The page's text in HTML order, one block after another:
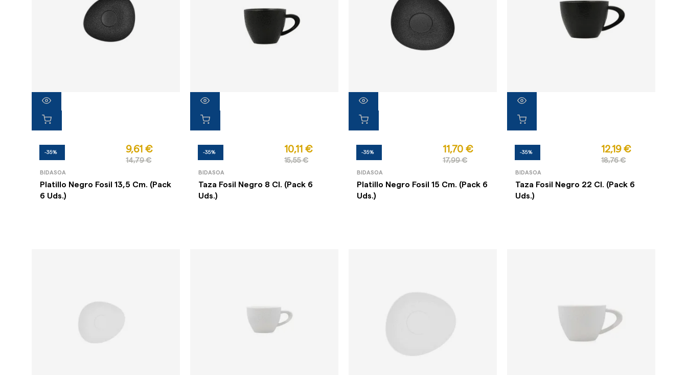
-35% 9,61 €
14,79 €
BIDASOA
Platillo Negro Fosil 13,5 Cm. (Pack
6 Uds.)
-35% 10,11 €
15,55 €
BIDASOA
Taza Fosil Negro 8 Cl. (Pack 6
Uds.)
-35% 11,70 €
17,99 €
BIDASOA
Platillo Negro Fosil 15 Cm. (Pack 6
Uds.)
-35% 12,19 €
18,76 €
BIDASOA
Taza Fosil Negro 22 Cl. (Pack 6
Uds.)